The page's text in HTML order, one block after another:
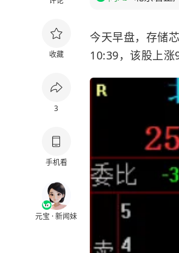
收藏
3
手机看
元宝 · 新闻妹
今天早盘，存储
10:39，该股上涨